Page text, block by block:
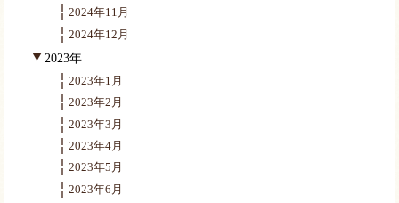
2024年11月
2024年12月
2023年
2023年1月
2023年2月
2023年3月
2023年4月
2023年5月
2023年6月